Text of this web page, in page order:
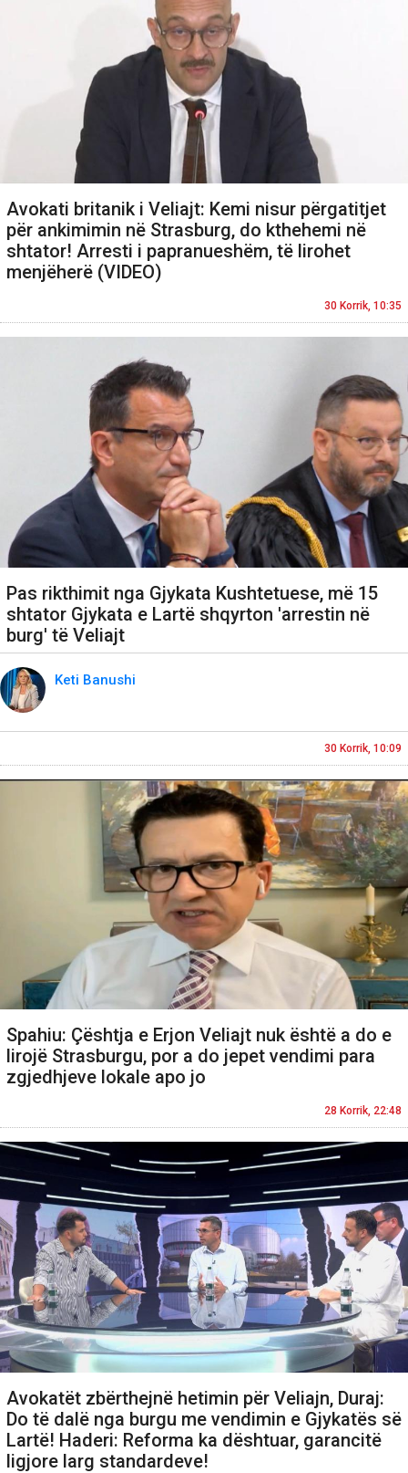
Avokati britanik i Veliajt: Kemi nisur përgatitjet
për ankimimin në Strasburg, do kthehemi në
shtator! Arresti i papranueshëm, të lirohet
menjëherë (VIDEO)
30 Korrik, 10:35
Pas rikthimit nga Gjykata Kushtetuese, më 15
shtator Gjykata e Lartë shqyrton 'arrestin në
burg' të Veliajt
Keti Banushi
30 Korrik, 10:09
Spahiu: Çështja e Erjon Veliajt nuk është a do e
lirojë Strasburgu, por a do jepet vendimi para
zgjedhjeve lokale apo jo
28 Korrik, 22:48
Avokatët zbërthejnë hetimin për Veliajn, Duraj:
Do të dalë nga burgu me vendimin e Gjykatës së
Lartë! Haderi: Reforma ka dështuar, garancitë
ligjore larg standardeve!